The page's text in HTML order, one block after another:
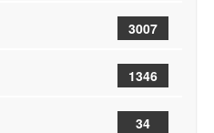
3007
1346
34